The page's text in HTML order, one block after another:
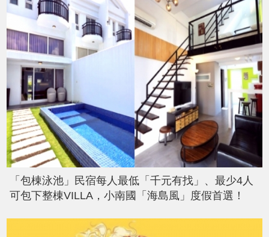
「包棟泳池」民宿每人最低「千元有找」、最少4人
可包下整棟VILLA，小南國「海島風」度假首選！